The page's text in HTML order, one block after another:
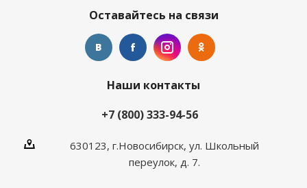
Оставайтесь на связи
Наши контакты
+7 (800) 333-94-56
630123, г.Новосибирск, ул. Школьный
переулок, д. 7.